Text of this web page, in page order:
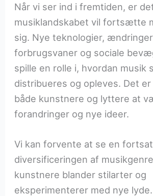
Når vi ser ind i fremtiden, er
musiklandskabet vil fortsætte
sig. Nye teknologier,
forbrugsvaner og sociale
spille en rolle i, hvordan musik
distribueres og opleves. Det
både kunstnere og lyttere at
forandringer og nye ideer.
Vi kan forvente at se en
diversificeringen af
kunstnere blander stilarter og
eksperimenterer med nye